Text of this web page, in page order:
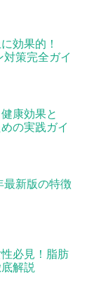
効果的！
策完全ガイ
康効果と
の実践ガイ
最新版の特徴
必見！脂肪
解説